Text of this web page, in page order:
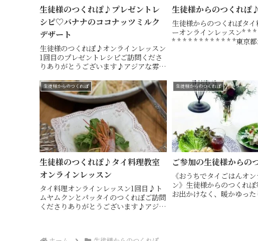
生徒様のつくれぽ♪プレゼントレ
シピ♡バナナのココナッツミルク
デザート
生徒様のつくれぽ♪オンラインレッスン
1回目のプレゼントレシピご訪問くださ
りありがとうございます♪アジアな雰囲
ネートも楽しめるタイ料理教室・ 山口
市 Hiroko's Thai Table (ヒロコズタイ
テ...
生徒様からのつくれぽ♪
生徒様からのつくれぽタイ
ーオンラインレッスン* *
* * * * * * * * * * * *東京都
生徒様からのつくれぽ
生徒様のつくれぽ♪タイ料理教室
オンラインレッスン
タイ料理オンラインレッスン1回目♪ト
ムヤムクンとパッタイのつくれぽご訪問
くださりありがとうございます♪アジア
生徒様からのつくれぽ
ご参加の生徒様からの
《おうちでタイごはんオ
ン》生徒様からのつくれ
お出かけなく、暖かゆっ